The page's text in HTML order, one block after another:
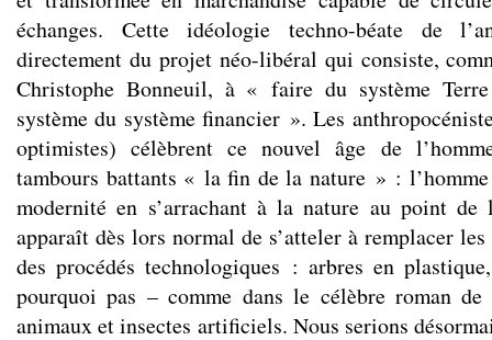
échanges. Cette idéologie techno-béate de
directement du projet néo-libéral qui consiste,
Christophe Bonneuil, à « faire du système
système du système financier ». Les
optimistes) célèbrent ce nouvel âge de
tambours battants « la fin de la nature » :
modernité en s’arrachant à la nature au point
apparaît dès lors normal de s’atteler à remplacer
des procédés technologiques : arbres en
pourquoi pas – comme dans le célèbre roman
animaux et insectes artificiels. Nous serions